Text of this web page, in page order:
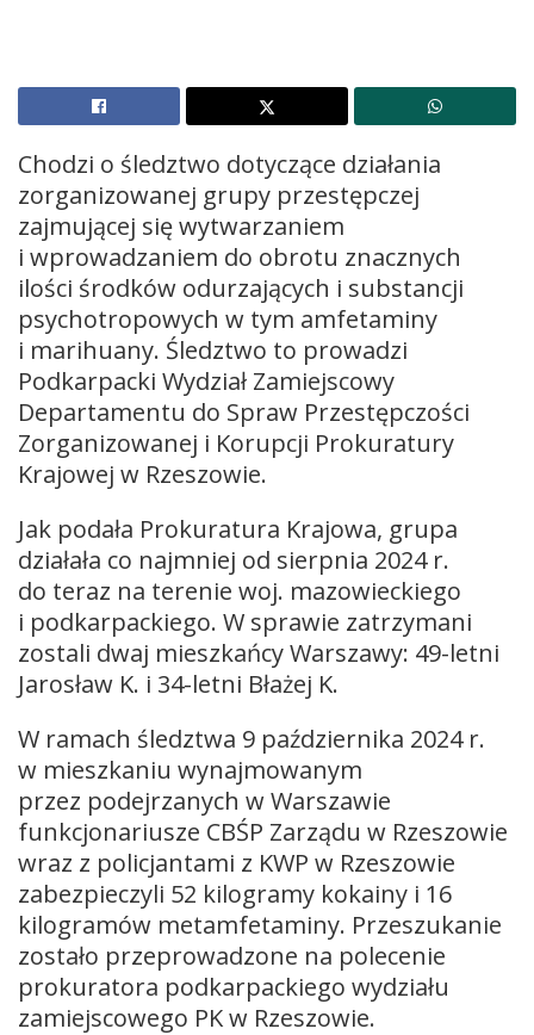
Chodzi o śledztwo dotyczące działania
zorganizowanej grupy przestępczej
zajmującej się wytwarzaniem
i wprowadzaniem do obrotu znacznych
ilości środków odurzających i substancji
psychotropowych w tym amfetaminy
i marihuany. Śledztwo to prowadzi
Podkarpacki Wydział Zamiejscowy
Departamentu do Spraw Przestępczości
Zorganizowanej i Korupcji Prokuratury
Krajowej w Rzeszowie.
Jak podała Prokuratura Krajowa, grupa
działała co najmniej od sierpnia 2024 r.
do teraz na terenie woj. mazowieckiego
i podkarpackiego. W sprawie zatrzymani
zostali dwaj mieszkańcy Warszawy: 49-letni
Jarosław K. i 34-letni Błażej K.
W ramach śledztwa 9 października 2024 r.
w mieszkaniu wynajmowanym
przez podejrzanych w Warszawie
funkcjonariusze CBŚP Zarządu w Rzeszowie
wraz z policjantami z KWP w Rzeszowie
zabezpieczyli 52 kilogramy kokainy i 16
kilogramów metamfetaminy. Przeszukanie
zostało przeprowadzone na polecenie
prokuratora podkarpackiego wydziału
zamiejscowego PK w Rzeszowie.